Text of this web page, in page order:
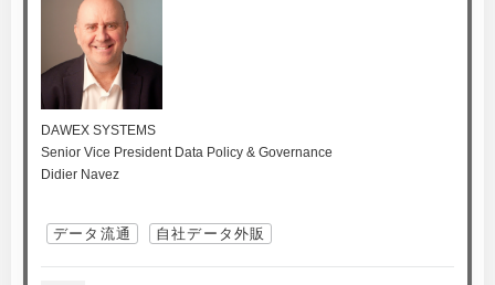
DAWEX SYSTEMS
Senior Vice President Data Policy & Governance
Didier Navez
データ流通 自社データ外販